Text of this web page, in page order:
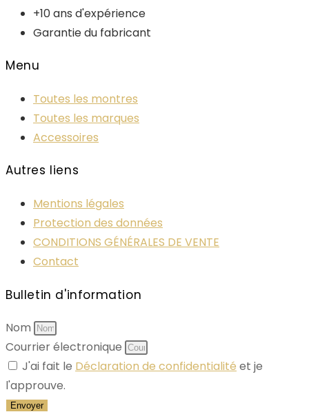
+10 ans d'expérience
Garantie du fabricant
Menu
Toutes les montres
Toutes les marques
Accessoires
Autres liens
Mentions légales
Protection des données
CONDITIONS GÉNÉRALES DE VENTE
Contact
Bulletin d'information
Nom
Courrier électronique
J'ai fait le Déclaration de confidentialité et je
l'approuve.
Envoyer